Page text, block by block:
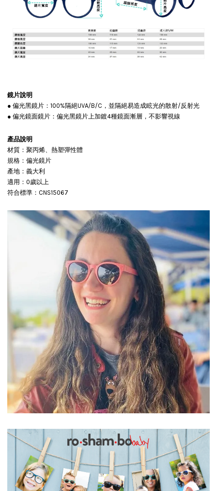
鏡片說明
● 偏光黑鏡片：100%隔絕UVA/B/C，並隔絕易造成眩光的散射/反射光
● 偏光鏡面鏡片：偏光黑鏡片上加鍍4種鏡面漸層，不影響視線
產品說明
材質：聚丙烯、熱塑彈性體
規格：偏光鏡片
產地：義大利
適用：0歲以上
符合標準：CNS15067